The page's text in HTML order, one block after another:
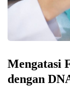
Mengatasi
dengan